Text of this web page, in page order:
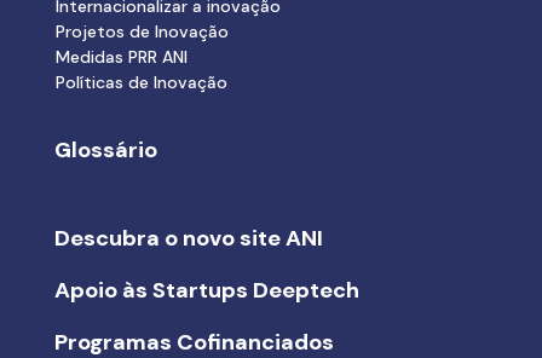
Internacionalizar a inovação
Projetos de Inovação
Medidas PRR ANI
Políticas de Inovação
Glossário
Descubra o novo site ANI
Apoio às Startups Deeptech
Programas Cofinanciados